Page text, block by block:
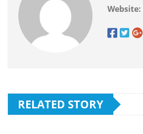
Website:
RELATED STORY